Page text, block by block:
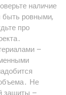
наличие
быть ровными,
про
–
Не
защиты –